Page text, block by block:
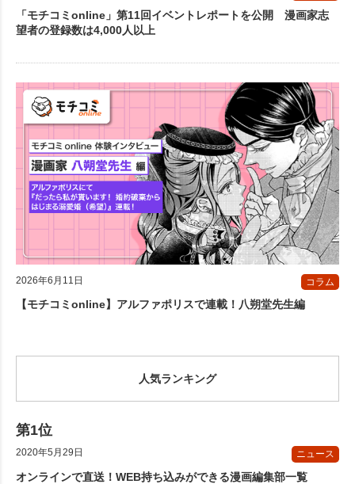
「モチコミonline」第11回イベントレポートを公開 漫画家志
望者の登録数は4,000人以上
2026年6月11日 コラム
【モチコミonline】アルファポリスで連載！八朔堂先生編
人気ランキング
2020年5月29日 ニュース
オンラインで直送！WEB持ち込みができる漫画編集部一覧